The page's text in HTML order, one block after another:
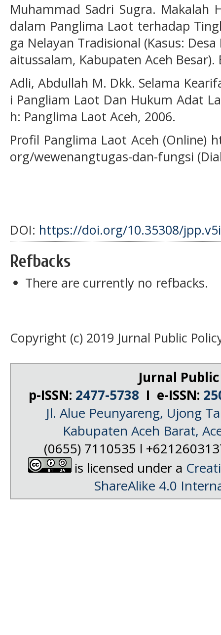
Muhammad Sadri Sugra. Makalah
dalam Panglima Laot terhadap
ga Nelayan Tradisional (Kasus:
aitussalam, Kabupaten Aceh Besar).
Adli, Abdullah M. Dkk. Selama
i Pangliam Laot Dan Hukum Adat
h: Panglima Laot Aceh, 2006.
Profil Panglima Laot Aceh (Online)
org/wewenangtugas-dan-fungsi
DOI: https://doi.org/10.35308/
Refbacks
There are currently no refbacks.
Copyright (c) 2019 Jurnal Public
Jurnal
p-ISSN: 2477-5738 I e-ISSN:
Jl. Alue Peunyareng, Ujong
Kabupaten Aceh Barat,
(0655) 7110535 l
is licensed under a
ShareAlike 4.0